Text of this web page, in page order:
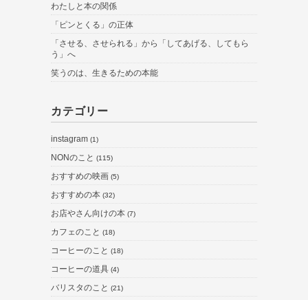
わたしと本の関係
「ピンとくる」の正体
「させる、させられる」から「してあげる、してもら
う」へ
笑うのは、生きるための本能
カテゴリー
instagram (1)
NONのこと (115)
おすすめの映画 (5)
おすすめの本 (32)
お店やさん向けの本 (7)
カフェのこと (18)
コーヒーのこと (18)
コーヒーの道具 (4)
バリスタのこと (21)